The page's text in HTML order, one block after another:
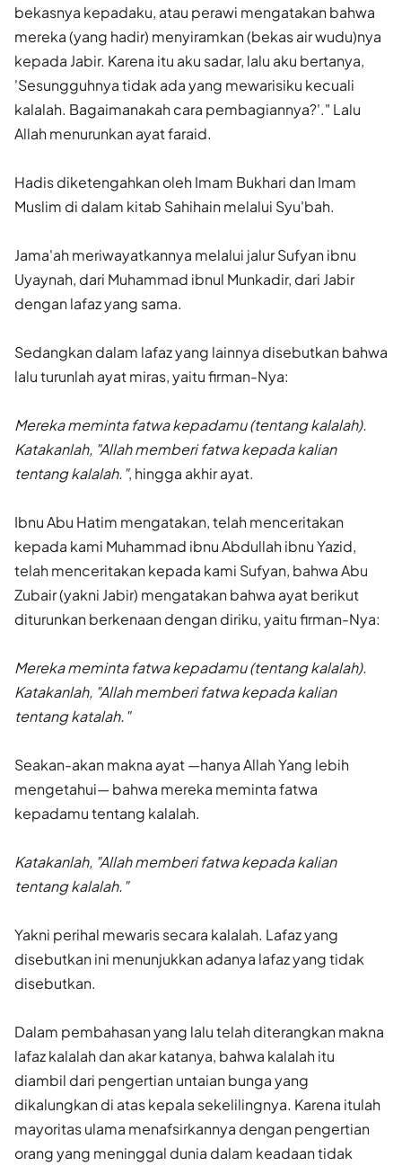
bekasnya kepadaku, atau perawi mengatakan bahwa
mereka (yang hadir) menyiramkan (bekas air wudu)nya
kepada Jabir. Karena itu aku sadar, lalu aku bertanya,
'Sesungguhnya tidak ada yang mewarisiku kecuali
kalalah. Bagaimanakah cara pem­bagiannya?'." Lalu
Allah menurunkan ayat faraid.
Hadis diketengahkan oleh Imam Bukhari dan Imam
Muslim di dalam kitab Sahihain melalui Syu'bah.
Jama'ah meriwayatkannya melalui jalur Sufyan ibnu
Uyaynah, dari Muhammad ibnul Munkadir, dari Jabir
dengan lafaz yang sama.
Sedangkan dalam lafaz yang lainnya disebutkan bahwa
lalu turunlah ayat miras, yaitu firman-Nya:
Mereka meminta fatwa kepadamu (tentang kalalah).
Katakanlah, "Allah memberi fatwa kepada kalian
tentang kalalah.", hingga akhir ayat.
Ibnu Abu Hatim mengatakan, telah menceritakan
kepada kami Mu­hammad ibnu Abdullah ibnu Yazid,
telah menceritakan kepada kami Sufyan, bahwa Abu
Zubair (yakni Jabir) mengatakan bahwa ayat ber­ikut
diturunkan berkenaan dengan diriku, yaitu firman-Nya:
Mereka meminta fatwa kepadamu (tentang kalalah).
Katakanlah, "Allah memberi fatwa kepada kalian
tentang katalah."
Seakan-akan makna ayat —hanya Allah Yang lebih
mengetahui— bahwa mereka meminta fatwa
kepadamu tentang kalalah.
Katakanlah, "Allah memberi fatwa kepada kalian
tentang kala­lah."
Yakni perihal mewaris secara kalalah. Lafaz yang
disebutkan ini me­nunjukkan adanya lafaz yang tidak
disebutkan.
Dalam pembahasan yang lalu telah diterangkan makna
lafaz ka­lalah dan akar katanya, bahwa kalalah itu
diambil dari pengertian un­taian bunga yang
dikalungkan di atas kepala sekelilingnya. Karena itulah
mayoritas ulama menafsirkannya dengan pengertian
orang yang meninggal dunia dalam keadaan tidak